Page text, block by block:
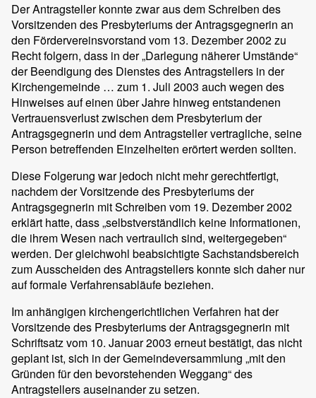
Der Antragsteller konnte zwar aus dem Schreiben des
Vorsitzenden des Presbyteriums der Antragsgegnerin an
den Fördervereinsvorstand vom 13. Dezember 2002 zu
Recht folgern, dass in der „Darlegung näherer Umstände“
der Beendigung des Dienstes des Antragstellers in der
Kirchengemeinde … zum 1. Juli 2003 auch wegen des
Hinweises auf einen über Jahre hinweg entstandenen
Vertrauensverlust zwischen dem Presbyterium der
Antragsgegnerin und dem Antragsteller vertragliche, seine
Person betreffenden Einzelheiten erörtert werden sollten.
Diese Folgerung war jedoch nicht mehr gerechtfertigt,
nachdem der Vorsitzende des Presbyteriums der
Antragsgegnerin mit Schreiben vom 19. Dezember 2002
erklärt hatte, dass „selbstverständlich keine Informationen,
die ihrem Wesen nach vertraulich sind, weitergegeben“
werden. Der gleichwohl beabsichtigte Sachstandsbereich
zum Ausscheiden des Antragstellers konnte sich daher nur
auf formale Verfahrensabläufe beziehen.
Im anhängigen kirchengerichtlichen Verfahren hat der
Vorsitzende des Presbyteriums der Antragsgegnerin mit
Schriftsatz vom 10. Januar 2003 erneut bestätigt, das nicht
geplant ist, sich in der Gemeindeversammlung „mit den
Gründen für den bevorstehenden Weggang“ des
Antragstellers auseinander zu setzen.